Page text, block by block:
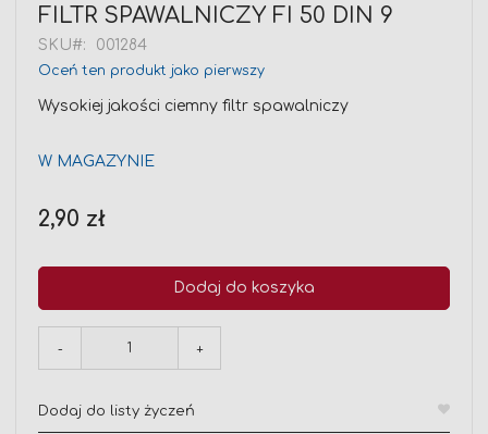
Przejdź
na
początek
galerii
FILTR SPAWALNICZY FI 50 DIN 9
SKU 001284
Oceń ten produkt jako pierwszy
Wysokiej jakości ciemny filtr spawalniczy
W MAGAZYNIE
2,90 zł
Dodaj do koszyka
- +
Dodaj do listy życzeń